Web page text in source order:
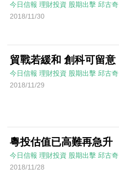
今日信報 理財投資 股期出擊 邱古奇
2018/11/30
貿戰若緩和 創科可留意
今日信報 理財投資 股期出擊 邱古奇
2018/11/29
粵投估值已高難再急升
今日信報 理財投資 股期出擊 邱古奇
2018/11/28